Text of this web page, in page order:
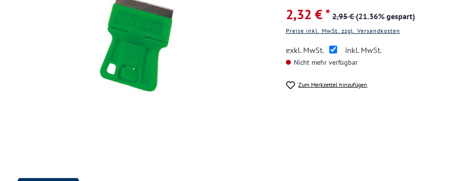
2,32 € * 2,95 €(21.36% gespart)
Preise inkl. MwSt. zzgl. Versandkosten
exkl. MwSt. inkl. MwSt.
Nicht mehr verfügbar
Zum Merkzettel hinzufügen